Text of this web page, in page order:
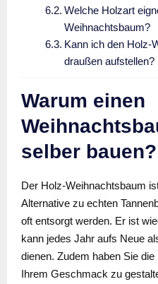
Welche Holzart
Weihnachtsbaum?
Kann ich den Holz-
draußen aufstellen?
Warum einen
selber bauen?
Der Holz-Weihnachtsbaum
Alternative zu echten
oft entsorgt werden. Er ist
kann jedes Jahr aufs Neue
dienen. Zudem haben Sie
Ihrem Geschmack zu